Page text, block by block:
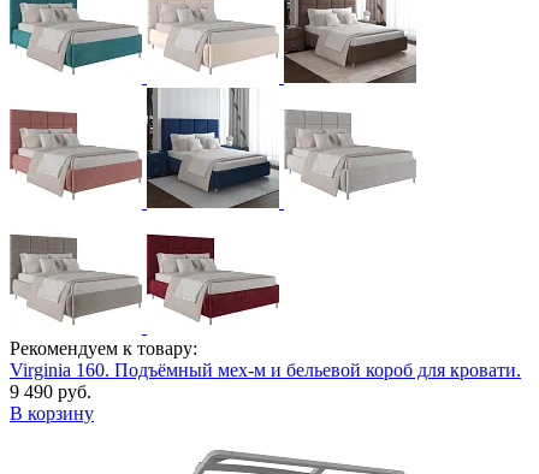
Рекомендуем к товару:
Virginia 160. Подъёмный мех-м и бельевой короб для кровати.
9 490 руб.
В корзину